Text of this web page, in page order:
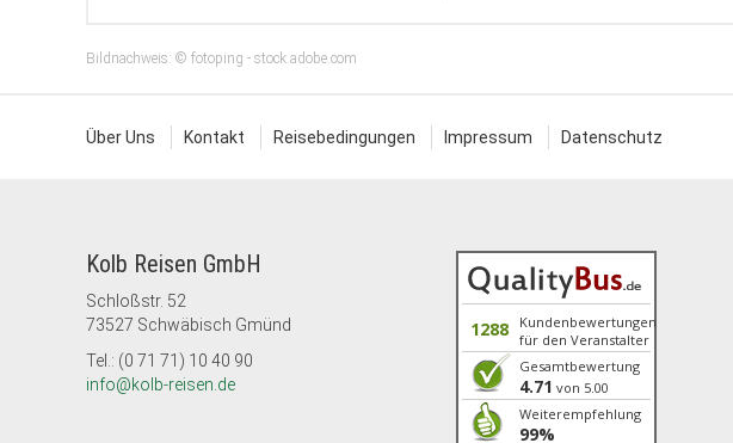
Bildnachweis: © fotoping - stock.adobe.com
Über Uns Kontakt Reisebedingungen Impressum Datenschutz
Kolb Reisen GmbH
Schloßstr. 52
73527 Schwäbisch Gmünd
Tel.: (0 71 71) 10 40 90
info@kolb-reisen.de
1288
Kundenbewertungen
für den Veranstalter
Gesamtbewertung
4.71 von 5.00
Weiterempfehlung
99%